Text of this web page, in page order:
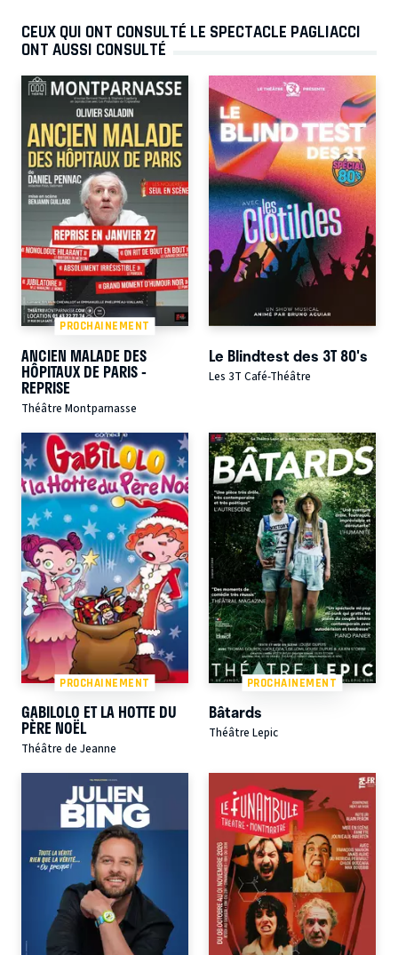
CEUX QUI ONT CONSULTÉ LE SPECTACLE PAGLIACCI
ONT AUSSI CONSULTÉ
PROCHAINEMENT
ANCIEN MALADE DES
HÔPITAUX DE PARIS -
REPRISE
Théâtre Montparnasse
Le Blindtest des 3T 80's
Les 3T Café-Théâtre
PROCHAINEMENT
GABILOLO ET LA HOTTE DU
PÈRE NOËL
Théâtre de Jeanne
PROCHAINEMENT
Bâtards
Théâtre Lepic